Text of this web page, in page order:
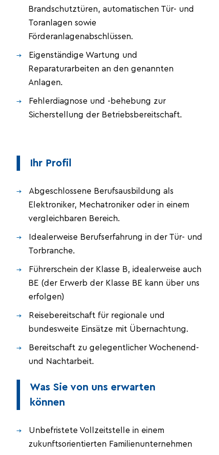
Brandschutztüren, automatischen Tür- und
Toranlagen sowie
Förderanlagenabschlüssen.
Eigenständige Wartung und
Reparaturarbeiten an den genannten
Anlagen.
Fehlerdiagnose und -behebung zur
Sicherstellung der Betriebsbereitschaft.
Ihr Profil
Abgeschlossene Berufsausbildung als
Elektroniker, Mechatroniker oder in einem
vergleichbaren Bereich.
Idealerweise Berufserfahrung in der Tür- und
Torbranche.
Führerschein der Klasse B, idealerweise auch
BE (der Erwerb der Klasse BE kann über uns
erfolgen)
Reisebereitschaft für regionale und
bundesweite Einsätze mit Übernachtung.
Bereitschaft zu gelegentlicher Wochenend-
und Nachtarbeit.
Was Sie von uns erwarten
können
Unbefristete Vollzeitstelle in einem
zukunftsorientierten Familienunternehmen